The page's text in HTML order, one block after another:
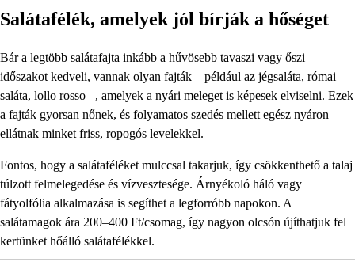
Salátafélék, amelyek jól bírják a hőséget
Bár a legtöbb salátafajta inkább a hűvösebb tavaszi vagy őszi
időszakot kedveli, vannak olyan fajták – például az jégsaláta, római
saláta, lollo rosso –, amelyek a nyári meleget is képesek elviselni. Ezek
a fajták gyorsan nőnek, és folyamatos szedés mellett egész nyáron
ellátnak minket friss, ropogós levelekkel.
Fontos, hogy a salátaféléket mulccsal takarjuk, így csökkenthető a talaj
túlzott felmelegedése és vízvesztesége. Árnyékoló háló vagy
fátyolfólia alkalmazása is segíthet a legforróbb napokon. A
salátamagok ára 200–400 Ft/csomag, így nagyon olcsón újíthatjuk fel
kertünket hőálló salátafélékkel.